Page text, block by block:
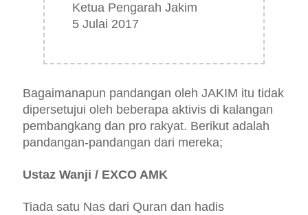
Ketua Pengarah Jakim
5 Julai 2017
Bagaimanapun pandangan oleh JAKIM itu tidak
dipersetujui oleh beberapa aktivis di kalangan
pembangkang dan pro rakyat. Berikut adalah
pandangan-pandangan dari mereka;
Ustaz Wanji / EXCO AMK
Tiada satu Nas dari Quran dan hadis